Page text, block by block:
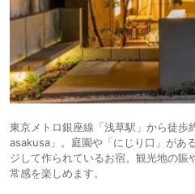
東京メトロ銀座線「浅草駅」から徒歩
asakusa」。庭園や「にじり口」があ
ジして作られているお宿。観光地の賑
常感を楽しめます。